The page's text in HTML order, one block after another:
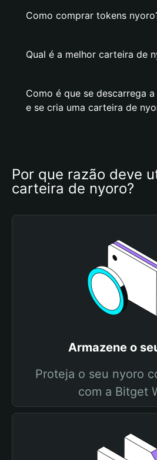
Como comprar tokens
Qual é a melhor carteira de
Como é que se descarrega
e se cria uma carteira de
Por que razão deve
carteira de nyoro?
Armazene o
Proteja o seu nyoro
com a Bitget